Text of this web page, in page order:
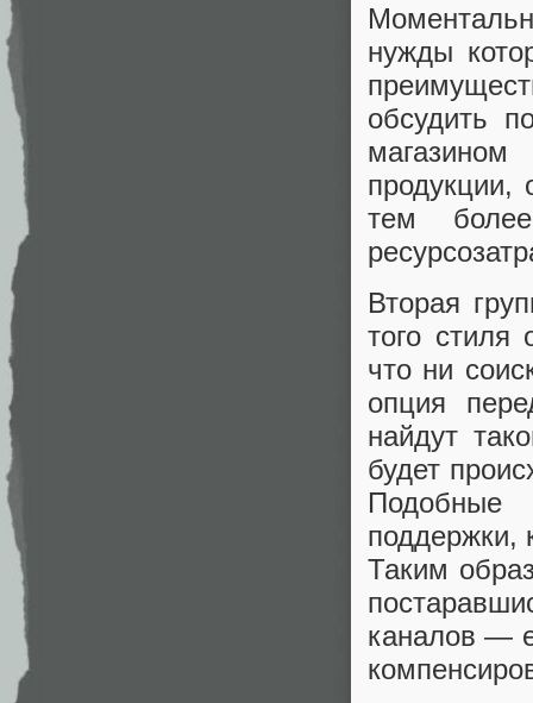
нужды
обсудить
продукции,
тем
Вторая
того
что ни
опция
найдут
будет
Подобные
поддержки,
Таким
каналов —